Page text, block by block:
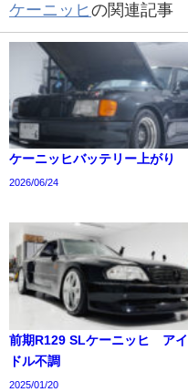
ケーニッヒ の関連記事
ケーニッヒバッテリー上がり
2026/06/24
前期R129 SLケーニッヒ アイ
ドル不調
2025/01/20